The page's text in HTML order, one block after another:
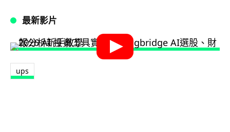
最新影片
ups